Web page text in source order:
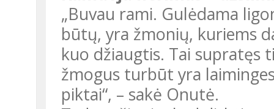
„Buvau rami. Gulėdama
būtų, yra žmonių, kuriems
kuo džiaugtis. Tai supratęs
žmogus turbūt yra
piktai“, – sakė Onutė.